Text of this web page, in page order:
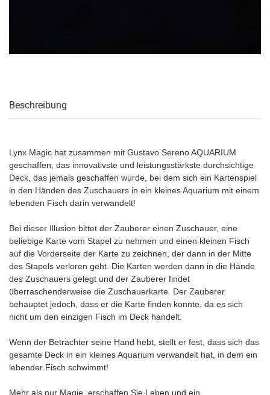
Beschreibung
Lynx Magic hat zusammen mit Gustavo Sereno AQUARIUM
geschaffen, das innovativste und leistungsstärkste durchsichtige
Deck, das jemals geschaffen wurde, bei dem sich ein Kartenspiel
in den Händen des Zuschauers in ein kleines Aquarium mit einem
lebenden Fisch darin verwandelt!
Bei dieser Illusion bittet der Zauberer einen Zuschauer, eine
beliebige Karte vom Stapel zu nehmen und einen kleinen Fisch
auf die Vorderseite der Karte zu zeichnen, der dann in der Mitte
des Stapels verloren geht. Die Karten werden dann in die Hände
des Zuschauers gelegt und der Zauberer findet
überraschenderweise die Zuschauerkarte. Der Zauberer
behauptet jedoch, dass er die Karte finden konnte, da es sich
nicht um den einzigen Fisch im Deck handelt.
Wenn der Betrachter seine Hand hebt, stellt er fest, dass sich das
gesamte Deck in ein kleines Aquarium verwandelt hat, in dem ein
lebender Fisch schwimmt!
Mehr als nur Magie, erschaffen Sie Leben und ein